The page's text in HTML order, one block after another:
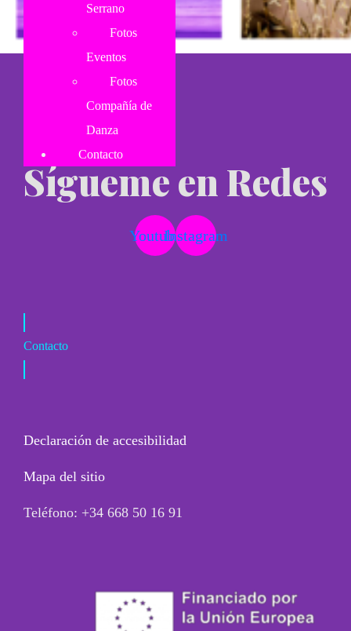
Serrano
Fotos
Eventos
Fotos
Compañía de
Danza
Contacto
Sígueme en Redes
YoutubeInstagram
Contacto
Declaración de accesibilidad
Mapa del sitio
Teléfono: +34 668 50 16 91